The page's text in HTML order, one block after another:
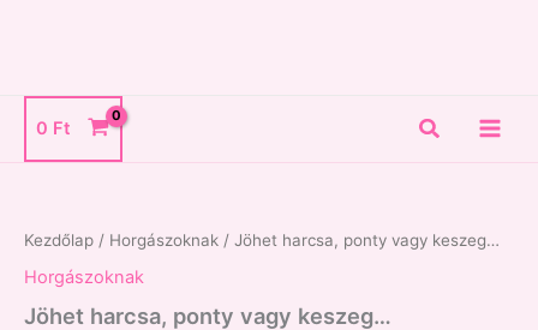
0 Ft Search
Kezdőlap / Horgászoknak / Jöhet harcsa, ponty vagy keszeg…
Horgászoknak
Jöhet harcsa, ponty vagy keszeg…
vagy
keszeg...
mennyiség